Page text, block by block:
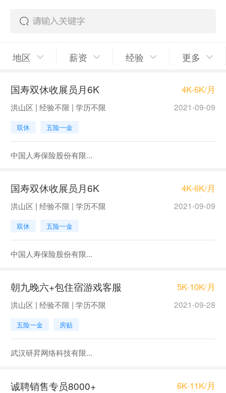
地区 薪资 经验 更多
国寿双休收展员月6K 4K-6K/月
洪山区 | 经验不限 | 学历不限 2021-09-09
双休 五险一金
中国人寿保险股份有限...
国寿双休收展员月6K 4K-6K/月
洪山区 | 经验不限 | 学历不限 2021-09-09
双休 五险一金
中国人寿保险股份有限...
朝九晚六+包住宿游戏客服 5K-10K/月
洪山区 | 经验不限 | 学历不限 2021-09-28
五险一金 房贴
武汉研昇网络科技有限...
诚聘销售专员8000+ 6K-11K/月